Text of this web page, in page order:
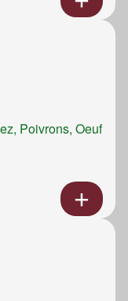
Poivrons, Oeuf